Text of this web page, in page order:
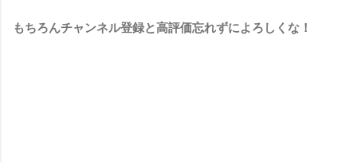
もちろんチャンネル登録と高評価忘れずによろしくな！